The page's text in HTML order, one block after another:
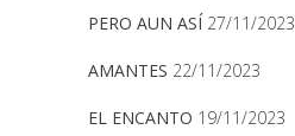
PERO AUN ASÍ 27/11/2023
AMANTES 22/11/2023
EL ENCANTO 19/11/2023